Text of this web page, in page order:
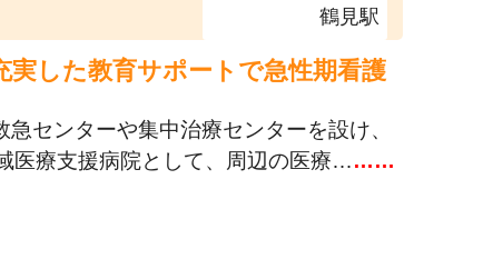
鶴見駅
実した教育サポートで急性期看護
センターや集中治療センターを設け、
医療支援病院として、周辺の医療………